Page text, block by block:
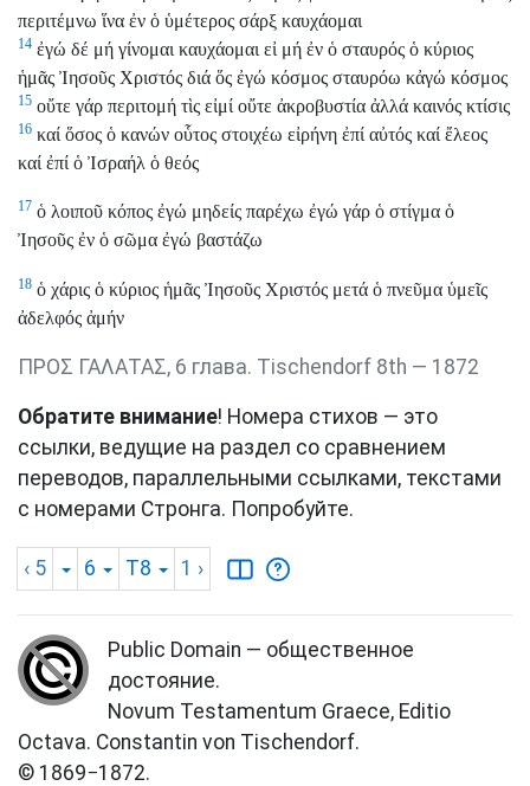
περιτέμνω ἵνα ἐν ὁ ὑμέτερος σάρξ καυχάομαι
14 ἐγώ δέ μή γίνομαι καυχάομαι εἰ μή ἐν ὁ σταυρός ὁ κύριος
ἡμᾶς Ἰησοῦς Χριστός διά ὅς ἐγώ κόσμος σταυρόω κἀγώ κόσμος
15 οὔτε γάρ περιτομή τὶς εἰμί οὔτε ἀκροβυστία ἀλλά καινός κτίσις
16 καί ὅσος ὁ κανών οὗτος στοιχέω εἰρήνη ἐπί αὐτός καί ἔλεος
καί ἐπί ὁ Ἰσραήλ ὁ θεός
17 ὁ λοιποῦ κόπος ἐγώ μηδείς παρέχω ἐγώ γάρ ὁ στίγμα ὁ
Ἰησοῦς ἐν ὁ σῶμα ἐγώ βαστάζω
18 ὁ χάρις ὁ κύριος ἡμᾶς Ἰησοῦς Χριστός μετά ὁ πνεῦμα ὑμεῖς
ἀδελφός ἀμήν
ΠΡΟΣ ΓΑΛΑΤΑΣ, 6 глава. Tischendorf 8th — 1872
Обратите внимание! Номера стихов — это
ссылки, ведущие на раздел со сравнением
переводов, параллельными ссылками, текстами
с номерами Стронга. Попробуйте.
‹ 5 6 T8 1 ›
Public Domain — общественное
достояние.
Novum Testamentum Graece, Editio
Octava. Constantin von Tischendorf.
© 1869−1872.